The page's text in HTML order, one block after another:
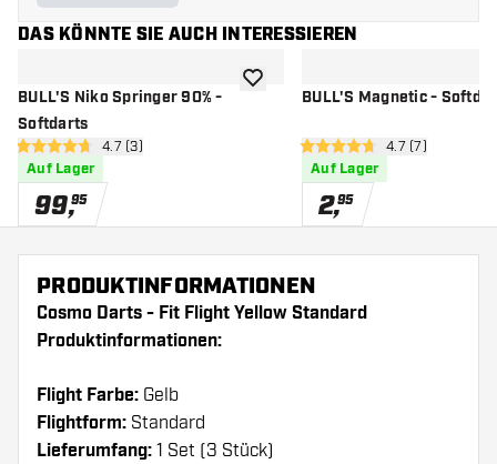
DAS KÖNNTE SIE AUCH INTERESSIEREN
BULL'S Niko Springer 90% -
Softdarts
Bewertungsbereich öffnen
4.7 Bewertungssterne
4.7 (3)
Auf Lager
99,95
Zur Wunschliste hinzufügen
BULL'S Magnetic -
4.7 Bewertungssterne
4.7 (7)
Auf Lager
2,95
PRODUKTINFORMATIONEN
Cosmo Darts - Fit Flight Yellow Standard
Produktinformationen:
Flight Farbe: Gelb
Flightform: Standard
Lieferumfang: 1 Set (3 Stück)